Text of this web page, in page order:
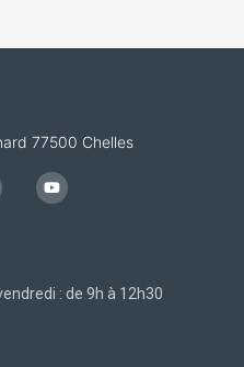
77500 Chelles
Y
o
u
: de 9h à 12h30